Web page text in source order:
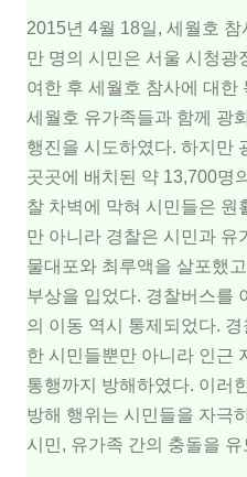
2015년 4월 18일, 세월호
만 명의 시민은 서울 시청광
여한 후 세월호 참사에 대한
세월호 유가족들과 함께 광
행진을 시도하였다. 하지만
곳곳에 배치된 약 13,700명
찰 차벽에 막혀 시민들은 원
만 아니라 경찰은 시민과 유
물대포와 최루액을 살포했
부상을 입었다. 경찰버스를
의 이동 역시 통제되었다.
한 시민들뿐만 아니라 인근
통행까지 방해하였다. 이러
방해 행위는 시민들을 자극
시민, 유가족 간의 충돌을 유